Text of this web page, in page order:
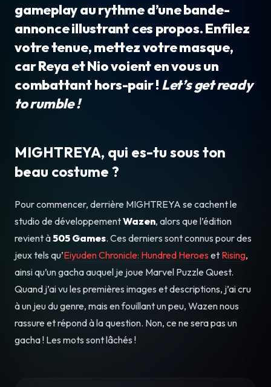
gameplay au rythme d’une bande-
annonce illustrant ces propos. Enfilez
votre tenue, mettez votre masque,
car Reya et Nio voient en vous un
combattant hors-pair ! Let’s get ready
to rumble !
MIGHTREYA, qui es-tu sous ton
beau costume ?
Pour commencer, derrière MIGHTREYA se cachent le
studio de développementWazen, alors que l’édition
revient à505 Games. Ces derniers sont connus pour des
jeux tels qu’Eiyuden Chronicle: Hundred Heroeset Rising,
ainsi qu’un gacha auquel je joue Marvel Puzzle Quest.
Quand j’ai vu les premières images et descriptions, j’ai cru
à un jeu du genre, mais en fouillant un peu, Wazen nous
rassure et répond à la question. Non, ce ne sera pas un
gacha ! Les mots sont lâchés !